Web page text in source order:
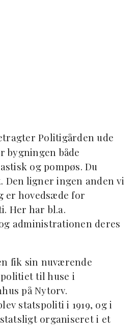
Politigården ude
bygningen både
og pompøs. Du
Den ligner ingen anden vi
er hovedsæde for
Her har bl.a.
administrationen deres
fik sin nuværende
til huse i
på Nytorv.
statspoliti i 1919, og i
organiseret i et